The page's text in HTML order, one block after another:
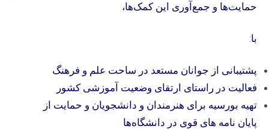
حمایت‌ها و جمع‌آوری این کمک‌ها،
با:
پشتیبانی از جوانان مستعد در ساحت علم و فرهنگ
فعالیت در راستای ارتقای وضعیت آموزشی کشور
تهیه بورسیه برای هنرمندان و دانشجویان و حمایت از
پایان نامه های قوی در دانشگاه‌ها